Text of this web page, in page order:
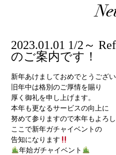
2023.01.01 1/2～
のご案内です！
新年あけましておめでとうござ
旧年中は格別のご厚情を賜り
厚く御礼を申し上げます。
本年も更なるサービスの向上に
努めて参りますので本年もよろ
ここで新年ガチャイベントの
告知になります
年始ガチャイベント